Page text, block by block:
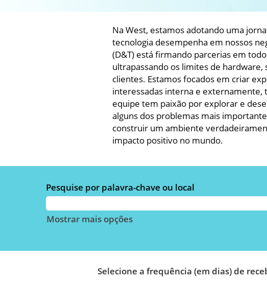
Na West, estamos adotando uma
tecnologia desempenha em nossos
(D&T) está firmando parcerias em
ultrapassando os limites de
clientes. Estamos focados em criar
interessadas interna e externamente,
equipe tem paixão por explorar e
alguns dos problemas mais
construir um ambiente
impacto positivo no mundo.
Pesquise por palavra-chave ou local
Mostrar mais opções
Selecione a frequência (em dias) de